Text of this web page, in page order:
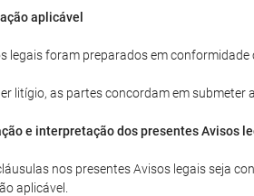
aplicável
legais foram preparados em
litígio, as partes concordam em
e interpretação dos presentes Avisos
nos presentes Avisos legais seja
aplicável.